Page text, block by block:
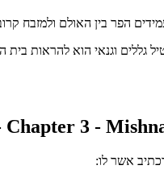
הפר בין האולם
וגנאי הוא להראות בית
Chapter 3 -
אשר לו: